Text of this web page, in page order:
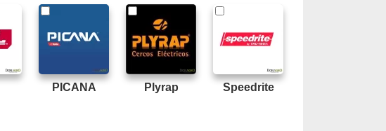
PICANA Plyrap Speedrite